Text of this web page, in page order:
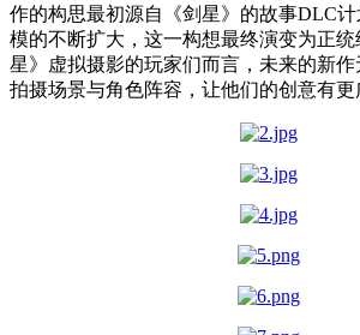
作的构思最初源自《剑星》的故事DLC
模的不断扩大，这一构想最终演变为正统
星》虚拟摄影的玩家们而言，未来的新
拍摄场景与角色阵容，让他们的创意有更